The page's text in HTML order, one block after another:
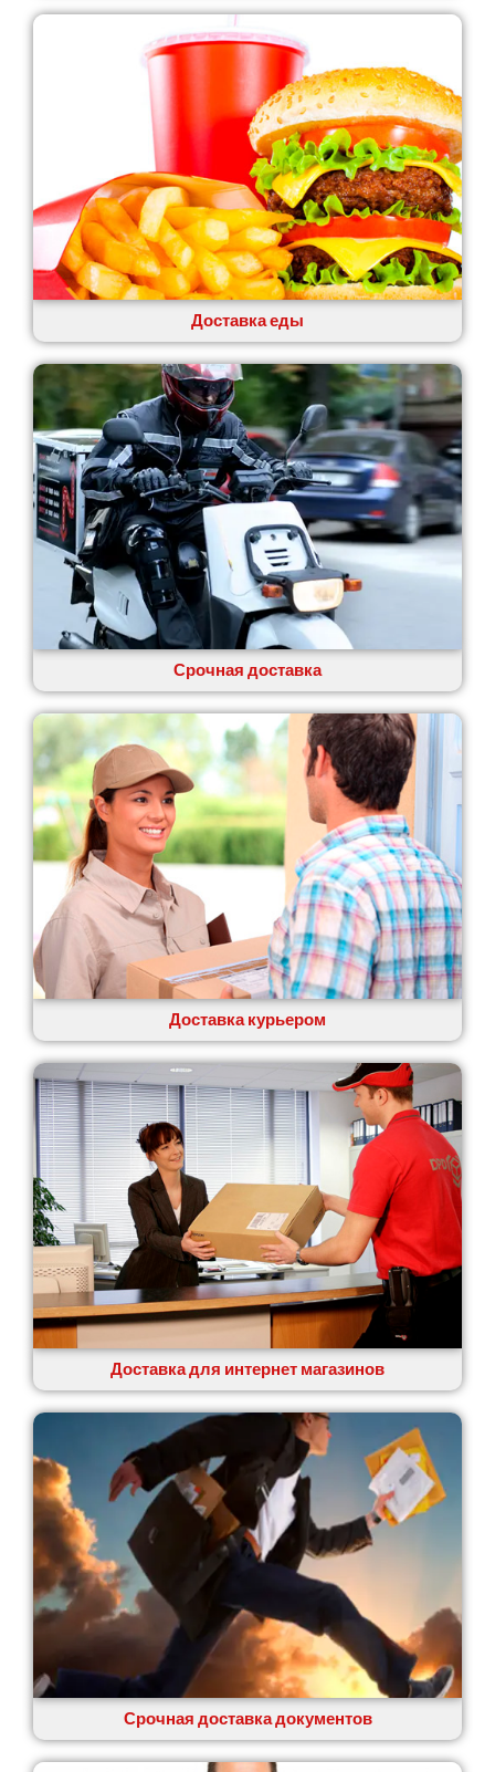
Лубны
Лука-Мелешковская
Миргород
Авангард
Нетешин
Нежин
Никитинцы
Николаев
Никополь
Новоалександровка
Новомосковск
Новоселки
Нововолынск
Обухов
Обуховка
Одесса
Острог
Павлоград
Переяслав
Первомайск
Песочин
Петриков
Петропавловская Борщаговка
Подгородное
Погребы
Покров
Полтава
Прилуки
Путивль
Пятихатки
Раздельная
Рени
Решетиловка
Ромны
Ровно
Самбор
Счастливое
Шепетовка
Шостка
Шпола
Синельниково
Славута
Славутич
Слобожанское
Смела
Софиевская Борщаговка
Сокольники
Солоницевка
Староконстантинов
Старые Петровцы
Стебник
Стоянка
Стрый
Сумы
Светловодск
Святопетровское
Тальное
Тарасовка
Тернополь
Терновка
Трусковец
Тульчин
Украинка
Умань
Доставка еды
Срочная доставка
Доставка курьером
Доставка для интернет магазинов
Срочная доставка документов